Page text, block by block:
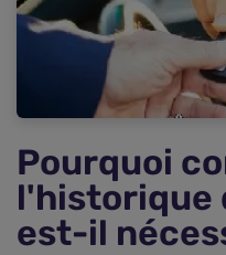
Pourquoi
l'historique
est-il